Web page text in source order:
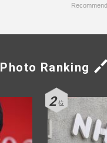
Photo Ranking